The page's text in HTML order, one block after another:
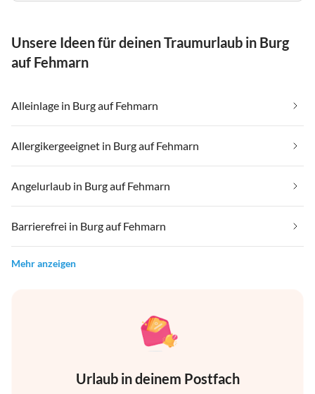
Unsere Ideen für deinen Traumurlaub in Burg
auf Fehmarn
Alleinlage in Burg auf Fehmarn
Allergikergeeignet in Burg auf Fehmarn
Angelurlaub in Burg auf Fehmarn
Barrierefrei in Burg auf Fehmarn
Mehr anzeigen
Urlaub in deinem Postfach